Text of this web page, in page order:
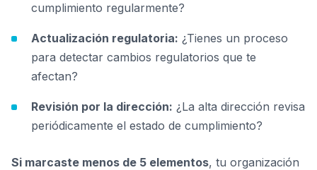
cumplimiento regularmente?
Actualización regulatoria: ¿Tienes un proceso
para detectar cambios regulatorios que te
afectan?
Revisión por la dirección: ¿La alta dirección revisa
periódicamente el estado de cumplimiento?
Si marcaste menos de 5 elementos, tu organización